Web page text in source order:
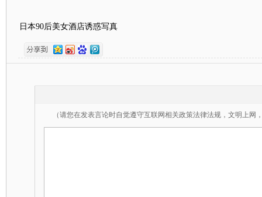
日本90后美女酒店诱惑写真
（请您在发表言论时自觉遵守互联网相关政策法律法规，文明上网